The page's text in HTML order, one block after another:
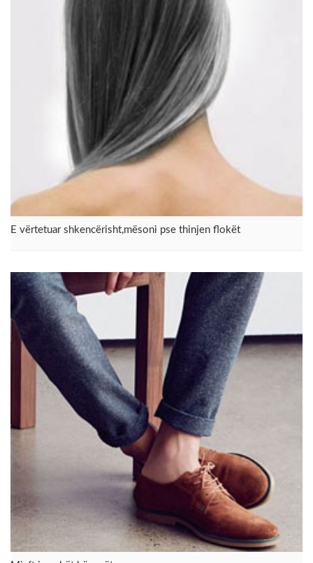
E vërtetuar shkencërisht,mësoni pse thinjen flokët